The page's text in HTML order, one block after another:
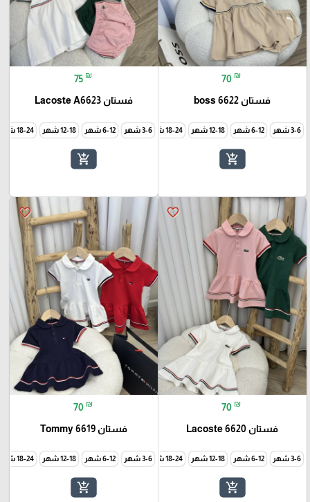
70 ₪
فستان boss 6622
3-6 شهر 6-12 شهر 12-18 شهر 18-24 شهر 24-30 شهر
add_shopping_cart
75 ₪
فستان Lacoste A6623
3-6 شهر 6-12 شهر 12-18 شهر 18-24 شهر
add_shopping_cart
favorite_border
70 ₪
فستان 6620 Lacoste
3-6 شهر 6-12 شهر 12-18 شهر 18-24 شهر 24-30 شهر
add_shopping_cart
favorite_border
70 ₪
فستان Tommy 6619
3-6 شهر 6-12 شهر 12-18 شهر 18-24 شهر
add_shopping_cart